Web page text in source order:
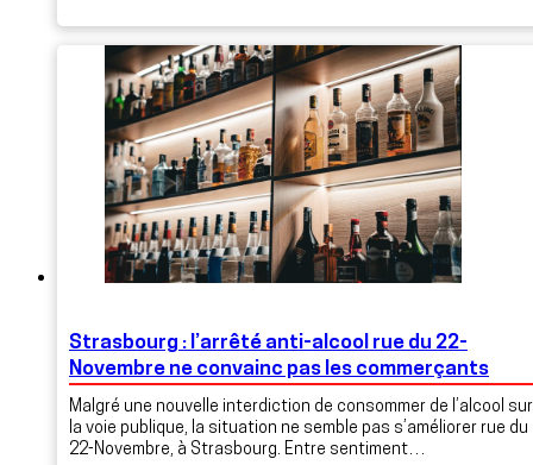
Strasbourg : l’arrêté anti-alcool rue du 22-
Novembre ne convainc pas les commerçants
Malgré une nouvelle interdiction de consommer de l’alcool sur
la voie publique, la situation ne semble pas s’améliorer rue du
22-Novembre, à Strasbourg. Entre sentiment…